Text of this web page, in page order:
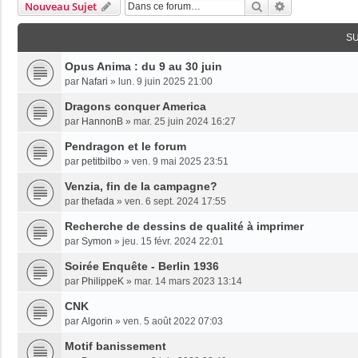
Nouveau Sujet Rechercher
Opus Anima : du 9 au 30 juin
par Nafari » lun. 9 juin 2025 21:00
Dragons conquer America
par HannonB » mar. 25 juin 2024 16:27
Pendragon et le forum
par petitbilbo » ven. 9 mai 2025 23:51
Venzia, fin de la campagne?
par thefada » ven. 6 sept. 2024 17:55
Recherche de dessins de qualité à imprimer
par Symon » jeu. 15 févr. 2024 22:01
Soirée Enquête - Berlin 1936
par PhilippeK » mar. 14 mars 2023 13:14
CNK
par Algorin » ven. 5 août 2022 07:03
Motif banissement